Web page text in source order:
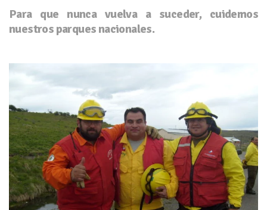
Para que nunca vuelva a suceder, cuidemos
nuestros parques nacionales.